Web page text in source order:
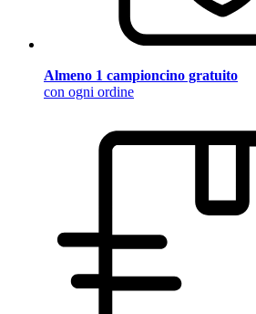
Almeno 1 campioncino gratuito
con ogni ordine